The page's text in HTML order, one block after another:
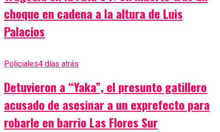
choque en cadena a la altura de Luis
Palacios
Policiales4 días atrás
Detuvieron a “Yaka”, el presunto gatillero
acusado de asesinar a un exprefecto para
robarle en barrio Las Flores Sur